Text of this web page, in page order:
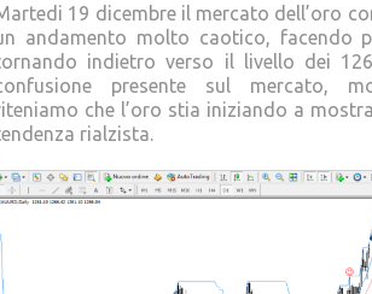
19 dicembre il mercato dell’oro
andamento molto caotico, facendo
indietro verso il livello dei
presente sul mercato,
che l’oro stia iniziando a
rialzista.